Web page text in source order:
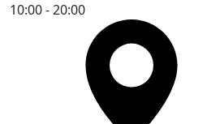
10:00 - 20:00